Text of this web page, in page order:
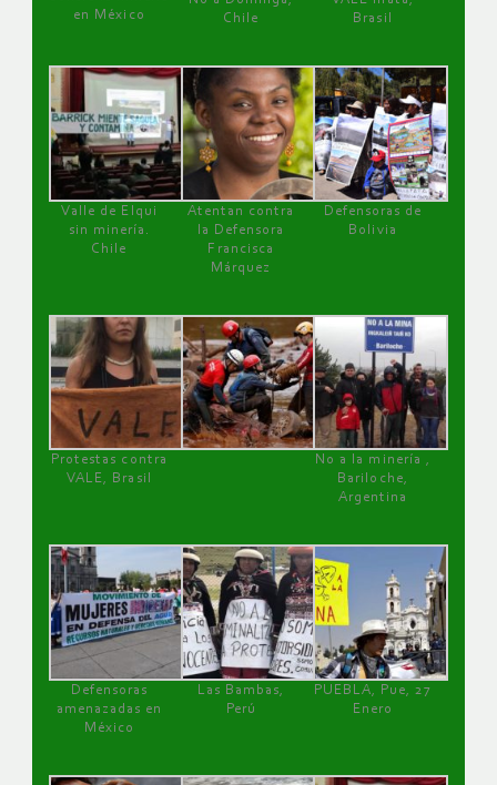
en México
Chile
Brasil
Valle de Elqui
sin minería.
Chile
Atentan contra
la Defensora
Francisca
Márquez
Defensoras de
Bolivia
Protestas contra
VALE, Brasil
No a la minería ,
Bariloche,
Argentina
Defensoras
amenazadas en
México
Las Bambas,
Perú
PUEBLA, Pue, 27
Enero